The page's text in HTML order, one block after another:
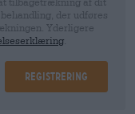
der udføres
Yderligere
Registrering